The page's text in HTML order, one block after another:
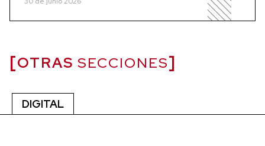
OTRAS SECCIONES
DIGITAL